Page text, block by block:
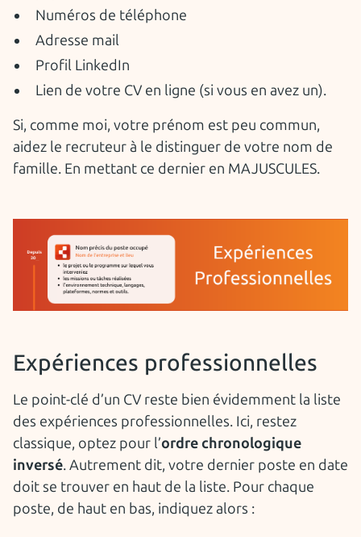
Numéros de téléphone
Adresse mail
Profil LinkedIn
Lien de votre CV en ligne (si vous en avez un).
Si, comme moi, votre prénom est peu commun,
aidez le recruteur à le distinguer de votre nom de
famille. En mettant ce dernier en MAJUSCULES.
Expériences professionnelles
Le point-clé d’un CV reste bien évidemment la liste
des expériences professionnelles. Ici, restez
classique, optez pour l’ordre chronologique
inversé. Autrement dit, votre dernier poste en date
doit se trouver en haut de la liste. Pour chaque
poste, de haut en bas, indiquez alors :